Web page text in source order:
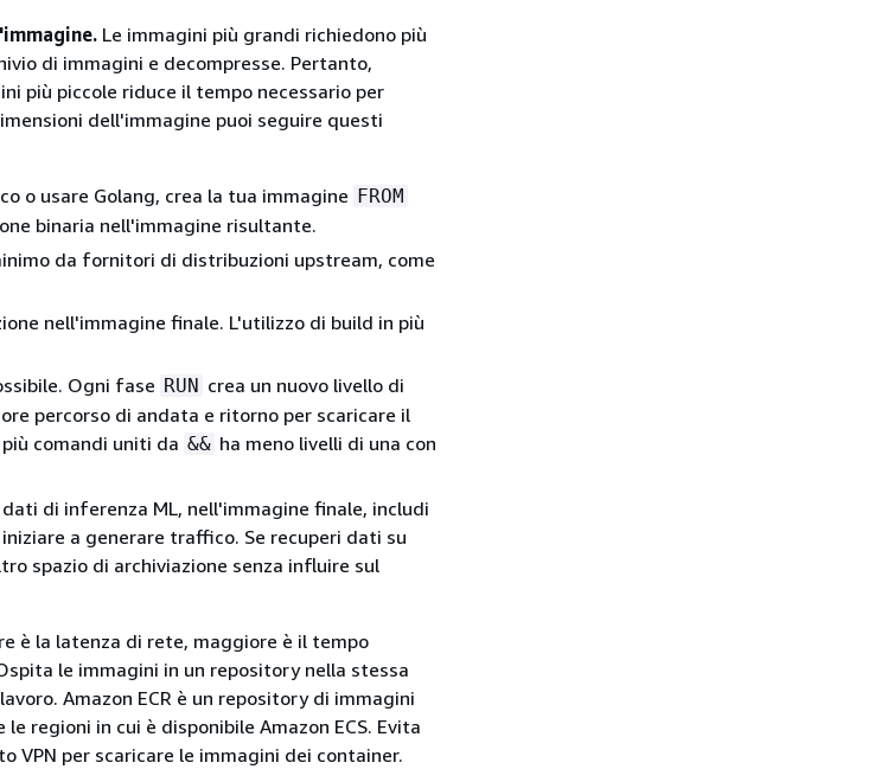
Le immagini più grandi richiedono più
di immagini e decompresse. Pertanto,
più piccole riduce il tempo necessario per
dell'immagine puoi seguire questi
o usare Golang, crea la tua immagine FROM
binaria nell'immagine risultante.
da fornitori di distribuzioni upstream, come
nell'immagine finale. L'utilizzo di build in più
Ogni fase RUN crea un nuovo livello di
percorso di andata e ritorno per scaricare il
più comandi uniti da && ha meno livelli di una con
di inferenza ML, nell'immagine finale, includi
a generare traffico. Se recuperi dati su
spazio di archiviazione senza influire sul
è la latenza di rete, maggiore è il tempo
le immagini in un repository nella stessa
Amazon ECR è un repository di immagini
regioni in cui è disponibile Amazon ECS. Evita
VPN per scaricare le immagini dei container.